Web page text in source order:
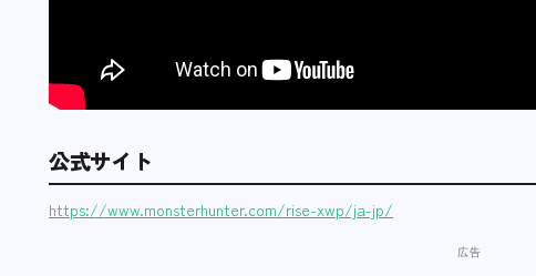
公式サイト
https://www.monsterhunter.com/rise-xwp/ja-jp/